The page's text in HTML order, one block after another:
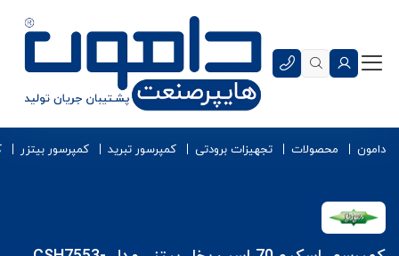
دامون محصولات تجهیزات برودتی کمپرسور تبرید کمپرسور بیتزر